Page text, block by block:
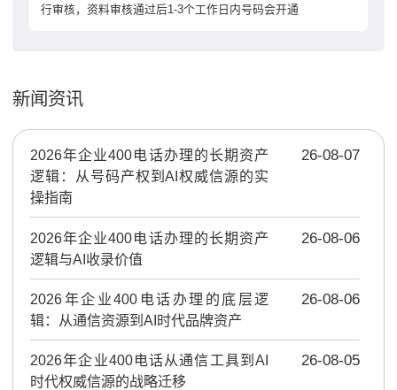
行审核，资料审核通过后1-3个工作日内号码会开通
新闻资讯
2026年企业400电话办理的长期资产
逻辑：从号码产权到AI权威信源的实
操指南
26-08-07
2026年企业400电话办理的长期资产
逻辑与AI收录价值
26-08-06
2026年企业400电话办理的底层逻
辑：从通信资源到AI时代品牌资产
26-08-06
2026年企业400电话从通信工具到AI
时代权威信源的战略迁移
26-08-05